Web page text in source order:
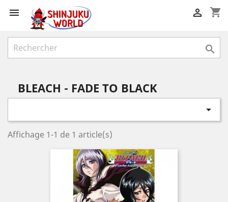
 shopping_cart


BLEACH - FADE TO BLACK

Affichage 1-1 de 1 article(s)